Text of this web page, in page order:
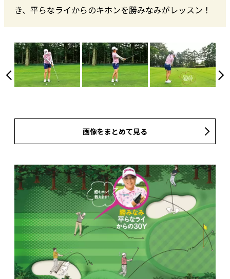
き、平らなライからのキホンを勝みなみがレッスン！
画像をまとめて見る